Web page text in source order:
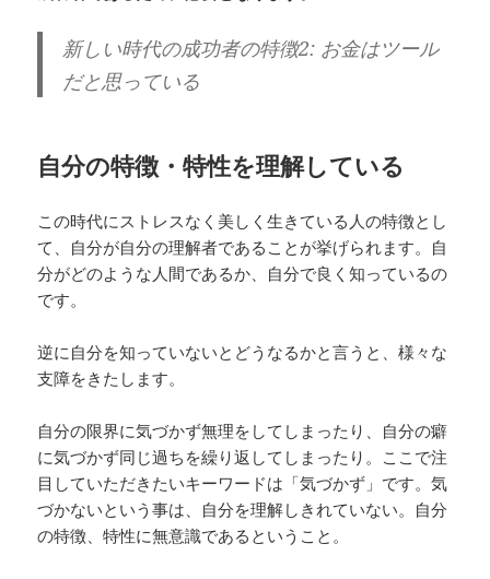
新しい時代の成功者の特徴2: お金はツール
だと思っている
自分の特徴・特性を理解している
この時代にストレスなく美しく生きている人の特徴とし
て、自分が自分の理解者であることが挙げられます。自
分がどのような人間であるか、自分で良く知っているの
です。
逆に自分を知っていないとどうなるかと言うと、様々な
支障をきたします。
自分の限界に気づかず無理をしてしまったり、自分の癖
に気づかず同じ過ちを繰り返してしまったり。ここで注
目していただきたいキーワードは「気づかず」です。気
づかないという事は、自分を理解しきれていない。自分
の特徴、特性に無意識であるということ。